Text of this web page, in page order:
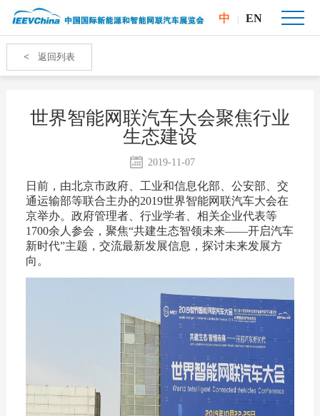
中 EN
< 返回列表
世界智能网联汽车大会聚焦行业
生态建设
2019-11-07
日前，由北京市政府、工业和信息化部、公安部、交
通运输部等联合主办的2019世界智能网联汽车大会在
京举办。政府管理者、行业学者、相关企业代表等
1700余人参会，聚焦“共建生态智领未来——开启汽车
新时代”主题，交流最新发展信息，探讨未来发展方
向。